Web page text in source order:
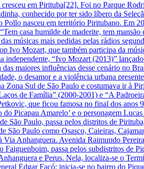
em Pirituba[22]. Foi no Parque
conhecido por ter sido líbero da
nasceu em território Piritubano.
casa humilde de maderite, tem
músicas mais pedidas pelas rádios
Ivo Mozart, que também participa da
“Ivo Mozart (2013)”
maiores influências desse cenário no
o desamor e a violência urbana
Sul de São Paulo e costumava ir à
de Família” (2000-2001) e “A
que ficou famosa no final dos
Picapau Amarelo’ e o personagem
Paulo, passa pelos distritos de
Paulo como Osasco, Caieiras,
Via Anhanguera. Avenida Raimundo
passa pelos subdistritos de
e Perus. Nela, localiza-se o
Edgar Facó: inicia-se no bairro do